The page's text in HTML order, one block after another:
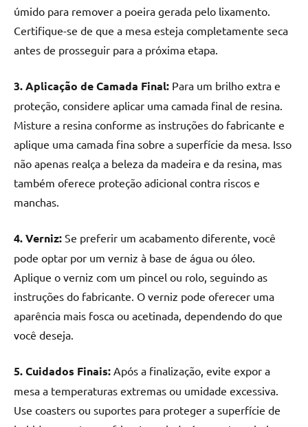
úmido para remover a poeira gerada pelo lixamento.
Certifique-se de que a mesa esteja completamente seca
antes de prosseguir para a próxima etapa.
3. Aplicação de Camada Final: Para um brilho extra e
proteção, considere aplicar uma camada final de resina.
Misture a resina conforme as instruções do fabricante e
aplique uma camada fina sobre a superfície da mesa. Isso
não apenas realça a beleza da madeira e da resina, mas
também oferece proteção adicional contra riscos e
manchas.
4. Verniz: Se preferir um acabamento diferente, você
pode optar por um verniz à base de água ou óleo.
Aplique o verniz com um pincel ou rolo, seguindo as
instruções do fabricante. O verniz pode oferecer uma
aparência mais fosca ou acetinada, dependendo do que
você deseja.
5. Cuidados Finais: Após a finalização, evite expor a
mesa a temperaturas extremas ou umidade excessiva.
Use coasters ou suportes para proteger a superfície de